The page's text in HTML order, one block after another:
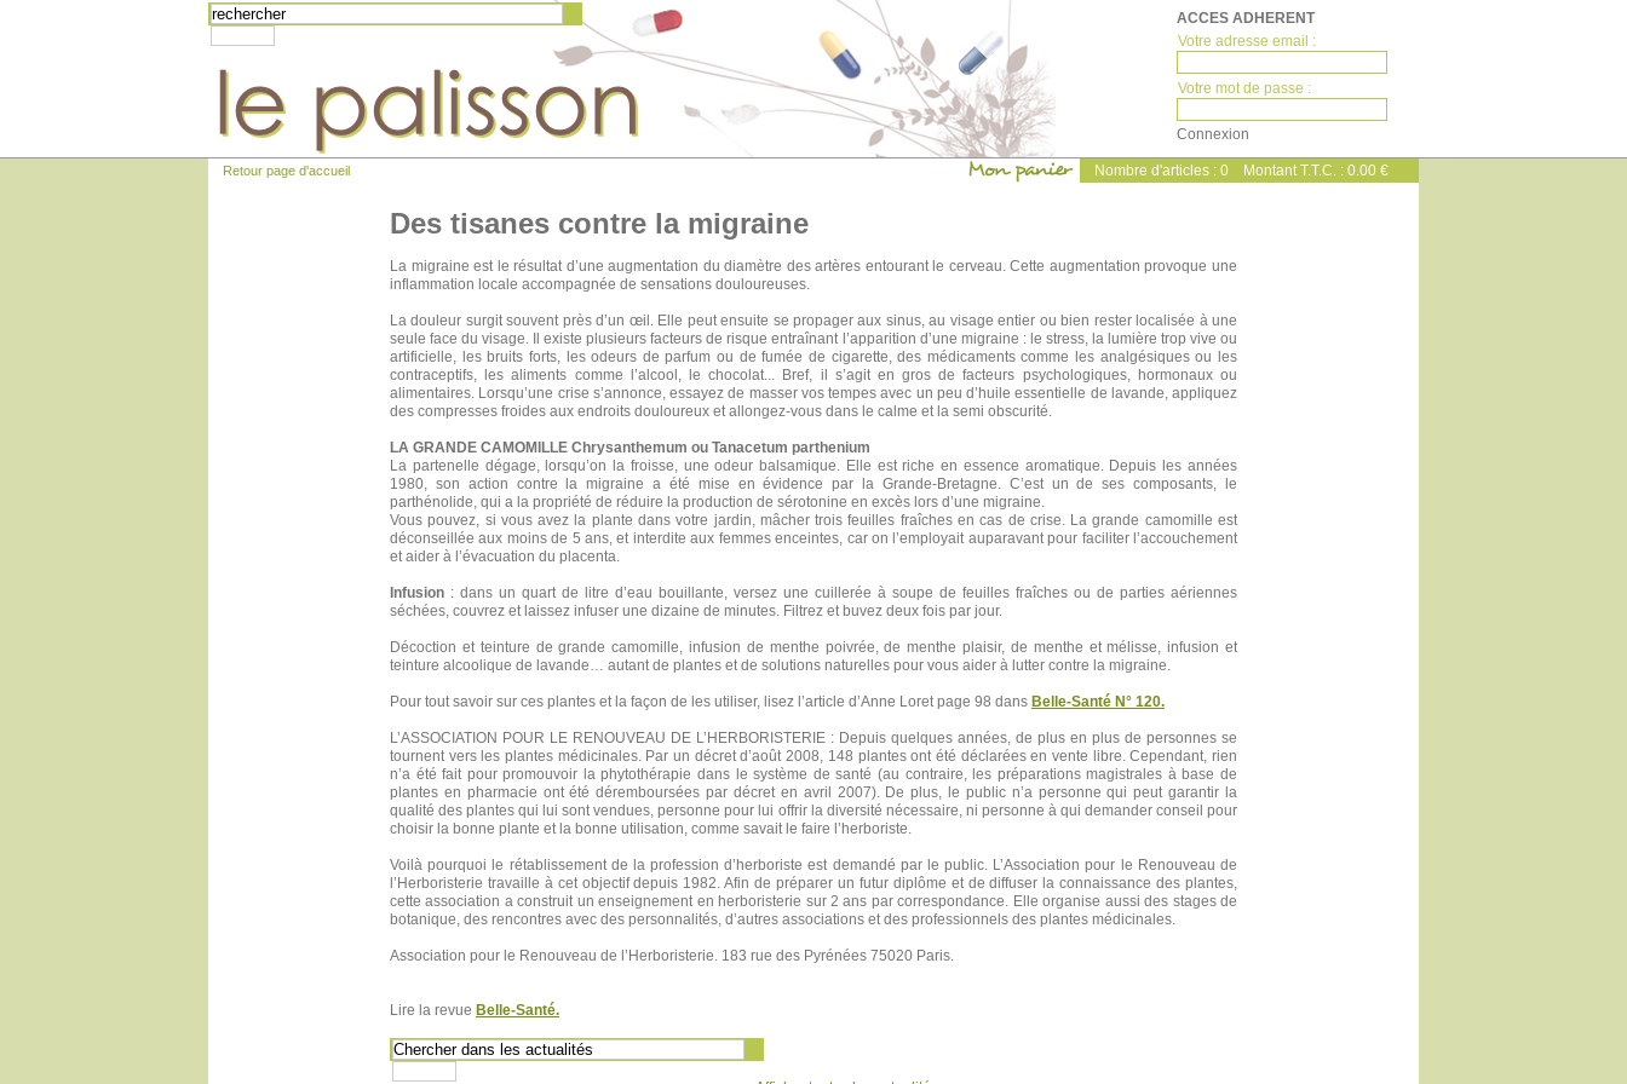
ACCES ADHERENT
Votre adresse email :
Votre mot de passe :
Retour page d'accueil Nombre d'articles : 0 Montant T.T.C. : 0.00 €
Des tisanes contre la migraine
La migraine est le résultat d’une augmentation du diamètre des artères entourant le cerveau.Cette augmentation provoque une
inflammation locale accompagnée de sensations douloureuses.
La douleur surgit souvent près d’un œil. Elle peut ensuite se propager aux sinus, au visage entier ou bien rester localisée à une
seule face du visage. Il existe plusieurs facteurs de risque entraînant l’apparition d’une migraine : le stress, la lumière trop vive ou
artificielle, les bruits forts, les odeurs de parfum ou de fumée de cigarette, des médicaments comme les analgésiques ou les
contraceptifs, les aliments comme l’alcool, le chocolat... Bref, il s’agit en gros de facteurs psychologiques, hormonaux ou
alimentaires. Lorsqu’une crise s’annonce, essayez de masser vos tempes avec un peu d’huile essentielle de lavande, appliquez
des compresses froides aux endroits douloureux et allongez-vous dans le calme et la semi obscurité.
LA GRANDE CAMOMILLE Chrysanthemum ou Tanacetum parthenium
La partenelle dégage, lorsqu’on la froisse, une odeur balsamique. Elle est riche en essence aromatique. Depuis les années
1980, son action contre la migraine a été mise en évidence par la Grande-Bretagne. C’est un de ses composants, le
parthénolide, qui a la propriété de réduire la production de sérotonine en excès lors d’une migraine.
Vous pouvez, si vous avez la plante dans votre jardin, mâcher trois feuilles fraîches en cas de crise. La grande camomille est
déconseillée aux moins de 5 ans, et interdite aux femmes enceintes, car on l’employait auparavant pour faciliter l’accouchement
et aider à l’évacuation du placenta.
Infusion : dans un quart de litre d’eau bouillante, versez une cuillerée à soupe de feuilles fraîches ou de parties aériennes
séchées, couvrez et laissez infuser une dizaine de minutes. Filtrez et buvez deux fois par jour.
Décoction et teinture de grande camomille, infusion de menthe poivrée, de menthe plaisir, de menthe et mélisse, infusion et
teinture alcoolique de lavande… autant de plantes et de solutions naturelles pour vous aider à lutter contre la migraine.
Pour tout savoir sur ces plantes et la façon de les utiliser, lisez l’article d’Anne Loret page 98 dans Belle-Santé N° 120.
L’ASSOCIATION POUR LE RENOUVEAU DE L’HERBORISTERIE : Depuis quelques années, de plus en plus de personnes se
tournent vers les plantes médicinales. Par un décret d’août 2008, 148 plantes ont été déclarées en vente libre. Cependant, rien
n’a été fait pour promouvoir la phytothérapie dans le système de santé (au contraire, les préparations magistrales à base de
plantes en pharmacie ont été déremboursées par décret en avril 2007). De plus, le public n’a personne qui peut garantir la
qualité des plantes qui lui sont vendues, personne pour lui offrir la diversité nécessaire, ni personne à qui demander conseil pour
choisir la bonne plante et la bonne utilisation, comme savait le faire l’herboriste.
Voilà pourquoi le rétablissement de la profession d’herboriste est demandé par le public. L’Association pour le Renouveau de
l’Herboristerie travaille à cet objectif depuis 1982. Afin de préparer un futur diplôme et de diffuser la connaissance des plantes,
cette association a construit un enseignement en herboristerie sur 2 ans par correspondance. Elle organise aussi des stages de
botanique, des rencontres avec des personnalités, d’autres associations et des professionnels des plantes médicinales.
Association pour le Renouveau de l’Herboristerie. 183 rue des Pyrénées 75020 Paris.
Lire la revue Belle-Santé.